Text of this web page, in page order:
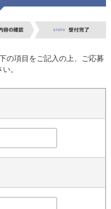
の項目をご記入の上、ご応募
。